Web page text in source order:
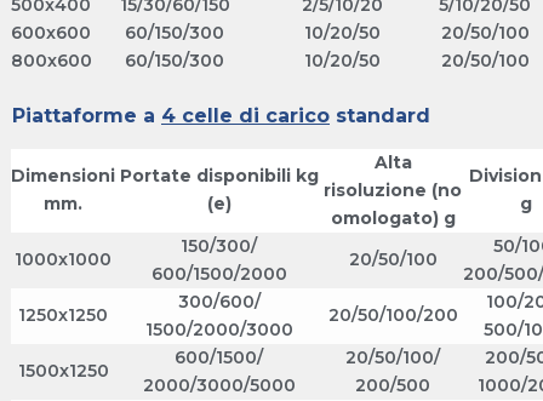
500x400
15/30/60/150 2/5/10/20
5/10/20/50
600x600
60/150/300 10/20/50
20/50/100
800x600
60/150/300 10/20/50 20/50/100
Piattaforme a 4 celle di carico standard
Dimensioni
mm.
Portate disponibili kg
(e)
Alta
risoluzione (no
omologato) g
g
1000x1000
150/300/
600/1500/2000
20/50/100
50/
200/
1250x1250
300/600/
1500/2000/3000
20/50/100/200
100/
500/
1500x1250
600/1500/
2000/3000/5000
20/50/100/
200/500
200/
1000/